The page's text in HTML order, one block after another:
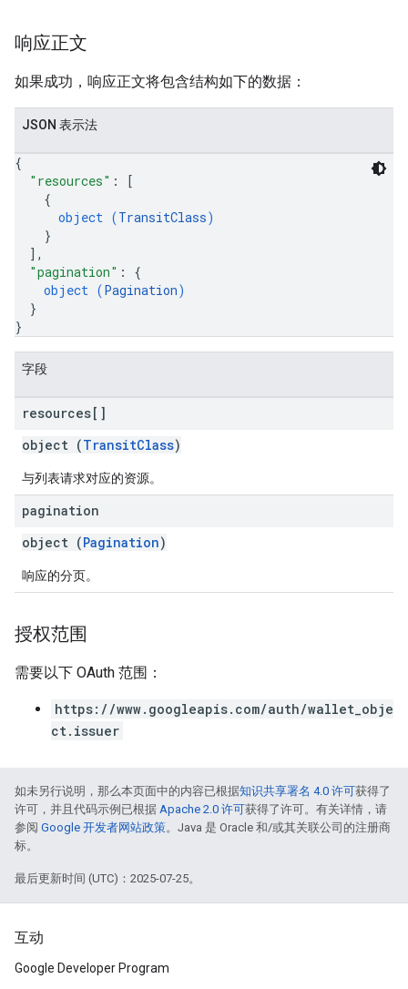
响应正文
如果成功，响应正文将包含结构如下的数据：
JSON 表示法
{
"resources" :
[
{
object (TransitClass)
}
] ,
"pagination" : {
object (Pagination)
}
}
字段
resources[]
object (TransitClass)
与列表请求对应的资源。
pagination
object (Pagination)
响应的分页。
授权范围
需要以下 OAuth 范围：
https://www.googleapis.com/auth/wallet_obje
ct.issuer
如未另行说明，那么本页面中的内容已根据知识共享署名 4.0 许可获得了
许可，并且代码示例已根据 Apache 2.0 许可获得了许可。有关详情，请
参阅 Google 开发者网站政策。Java 是 Oracle 和/或其关联公司的注册商
标。
最后更新时间 (UTC)：2025-07-25。
互动
Google Developer Program